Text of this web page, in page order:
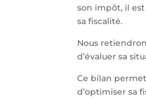
son impôt, il
sa fiscalité.
Nous
d’évaluer sa
Ce bilan
d’optimiser sa